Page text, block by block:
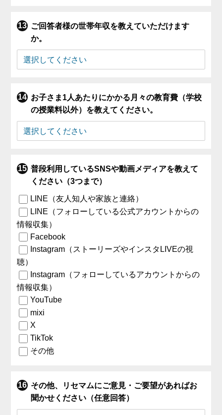
ご回答者様の世帯年収を教えていただけます
か。
お子さま1人あたりにかかる月々の教育費（学校
の授業料以外）を教えてください。
普段利用しているSNSや動画メディアを教えて
ください（3つまで）
LINE（友人知人や家族と連絡）
LINE（フォローしている公式アカウントからの
情報収集）
Facebook
Instagram（ストーリーズやインスタLIVEの視
聴）
Instagram（フォローしているアカウントからの
情報収集）
YouTube
mixi
X
TikTok
その他
その他、リセマムにご意見・ご要望があればお
聞かせください（任意回答）